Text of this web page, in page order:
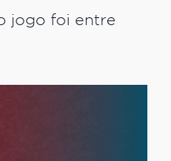
jogo foi entre